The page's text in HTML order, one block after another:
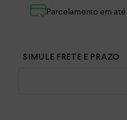
Parcelamento em até